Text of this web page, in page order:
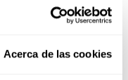
Acerca de las cookies
con el
habilidades